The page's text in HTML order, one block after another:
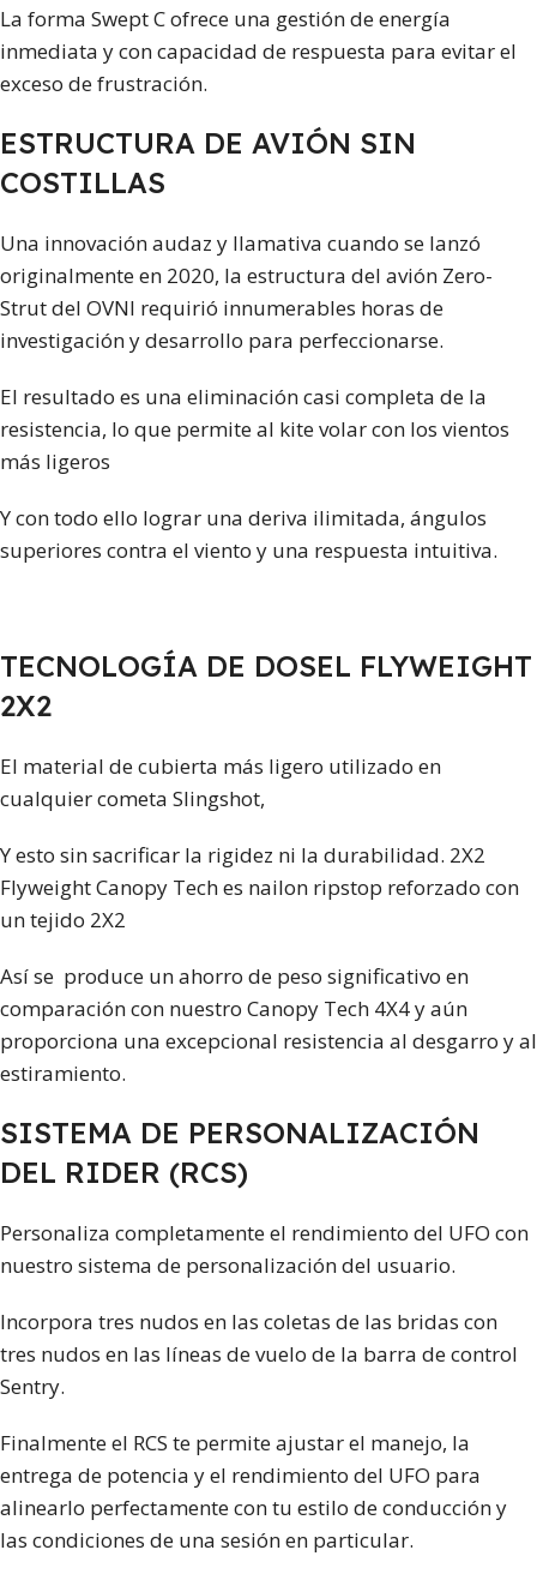
La forma Swept C ofrece una gestión de energía
inmediata y con capacidad de respuesta para evitar el
exceso de frustración.
ESTRUCTURA DE AVIÓN SIN
COSTILLAS
Una innovación audaz y llamativa cuando se lanzó
originalmente en 2020, la estructura del avión Zero-
Strut del OVNI requirió innumerables horas de
investigación y desarrollo para perfeccionarse.
El resultado es una eliminación casi completa de la
resistencia, lo que permite al kite volar con los vientos
más ligeros
Y con todo ello lograr una deriva ilimitada, ángulos
superiores contra el viento y una respuesta intuitiva.
TECNOLOGÍA DE DOSEL FLYWEIGHT
2X2
El material de cubierta más ligero utilizado en
cualquier cometa Slingshot,
Y esto sin sacrificar la rigidez ni la durabilidad. 2X2
Flyweight Canopy Tech es nailon ripstop reforzado con
un tejido 2X2
Así se produce un ahorro de peso significativo en
comparación con nuestro Canopy Tech 4X4 y aún
proporciona una excepcional resistencia al desgarro y al
estiramiento.
SISTEMA DE PERSONALIZACIÓN
DEL RIDER (RCS)
Personaliza completamente el rendimiento del UFO con
nuestro sistema de personalización del usuario.
Incorpora tres nudos en las coletas de las bridas con
tres nudos en las líneas de vuelo de la barra de control
Sentry.
Finalmente el RCS te permite ajustar el manejo, la
entrega de potencia y el rendimiento del UFO para
alinearlo perfectamente con tu estilo de conducción y
las condiciones de una sesión en particular.